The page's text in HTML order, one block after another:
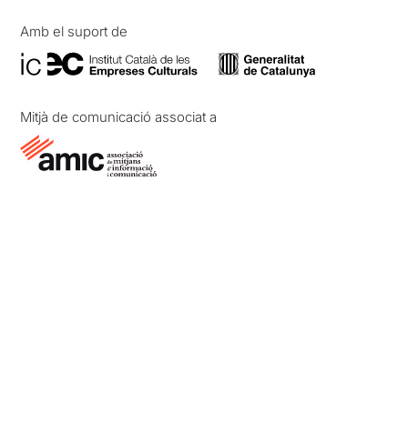
Amb el suport de
Mitjà de comunicació associat a